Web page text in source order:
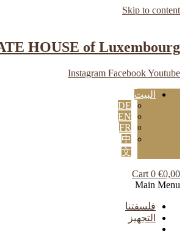
Skip to content
HOUSE of Luxembourg
Instagram FacebookYoutube
البيت
DE
EN
FR
中
文
€0,00
0
Cart
Main Menu
فلسفتنا
التجهيز